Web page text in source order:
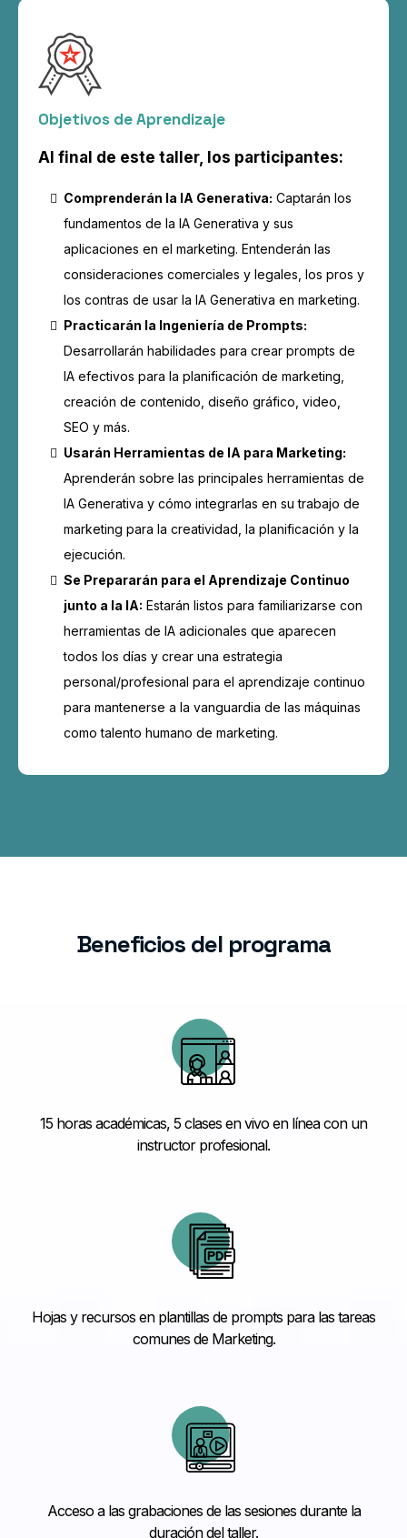
Objetivos de Aprendizaje
Al final de este taller, los participantes:
Comprenderán la IA Generativa: Captarán los
fundamentos de la IA Generativa y sus
aplicaciones en el marketing. Entenderán las
consideraciones comerciales y legales, los pros y
los contras de usar la IA Generativa en marketing.
Practicarán la Ingeniería de Prompts:
Desarrollarán habilidades para crear prompts de
IA efectivos para la planificación de marketing,
creación de contenido, diseño gráfico, video,
SEO y más.
Usarán Herramientas de IA para Marketing:
Aprenderán sobre las principales herramientas de
IA Generativa y cómo integrarlas en su trabajo de
marketing para la creatividad, la planificación y la
ejecución.
Se Prepararán para el Aprendizaje Continuo
junto a la IA: Estarán listos para familiarizarse con
herramientas de IA adicionales que aparecen
todos los días y crear una estrategia
personal/profesional para el aprendizaje continuo
para mantenerse a la vanguardia de las máquinas
como talento humano de marketing.
Beneficios del programa
15 horas académicas, 5 clases en vivo en línea con un
instructor profesional.
Hojas y recursos en plantillas de prompts para las tareas
comunes de Marketing.
Acceso a las grabaciones de las sesiones durante la
duración del taller.